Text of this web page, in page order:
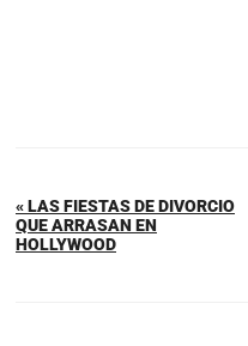
« LAS FIESTAS DE DIVORCIO
QUE ARRASAN EN
HOLLYWOOD